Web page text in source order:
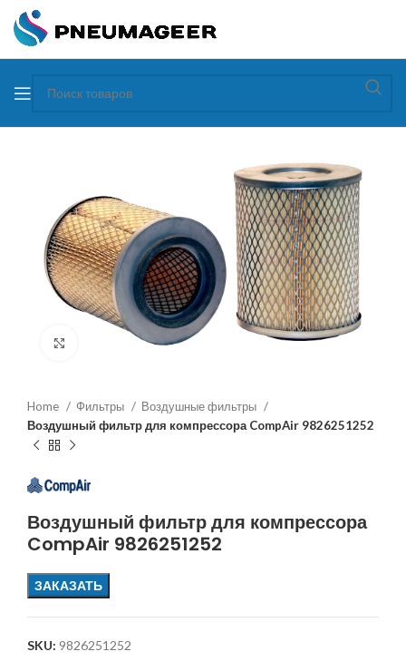
Увеличить
Home Фильтры
Воздушные фильтры
Воздушный фильтр для компрессора CompAir 9826251252
Воздушный фильтр для компрессора
CompAir 9826251252
ЗАКАЗАТЬ
SKU: 9826251252